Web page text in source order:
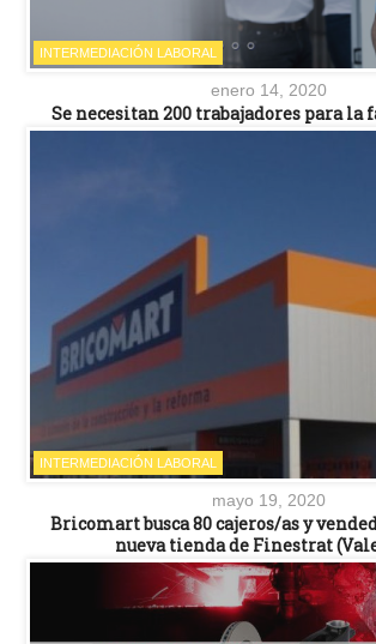
INTERMEDIACIÓN LABORAL
enero 14, 2020
Se necesitan 200 trabajadores para la
INTERMEDIACIÓN LABORAL
mayo 19, 2020
Bricomart busca 80 cajeros/as y
nueva tienda de Finestrat